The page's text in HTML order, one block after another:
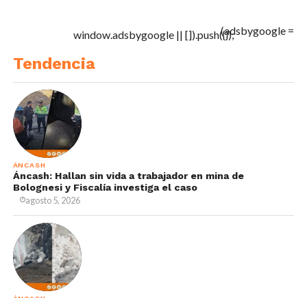
(adsbygoogle =
window.adsbygoogle || []).push({});
Tendencia
ÁNCASH
Áncash: Hallan sin vida a trabajador en mina de
Bolognesi y Fiscalía investiga el caso
agosto 5, 2026